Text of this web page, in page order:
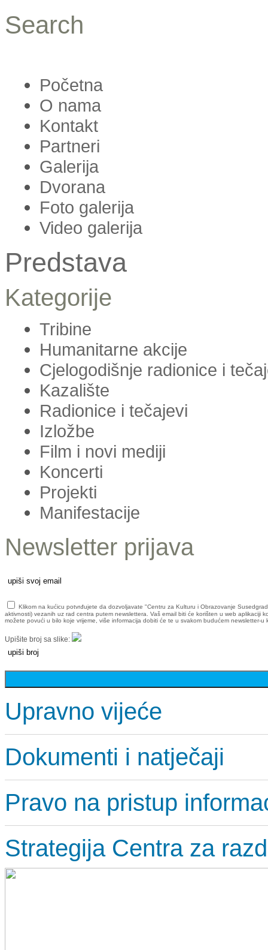
Search
Početna
O nama
Kontakt
Partneri
Galerija
Dvorana
Foto galerija
Video galerija
Predstava
Kategorije
Tribine
Humanitarne akcije
Cjelogodišnje radionice i
Kazalište
Radionice i tečajevi
Izložbe
Film i novi mediji
Koncerti
Projekti
Manifestacije
Newsletter prijava
Klikom na kućicu potvrđujete da dozvoljavate "Centru za Kulturu i Obrazovanje
aktivnosti) vezanih uz rad centra putem newslettera. Vaš email biti će korišten u web
možete povući u bilo koje vrijeme, više informacija dobiti će te u svakom budućem newsletter-
Upišite broj sa slike:
Upravno vijeće
Dokumenti i natječaji
Pravo na pristup
Strategija Centra za